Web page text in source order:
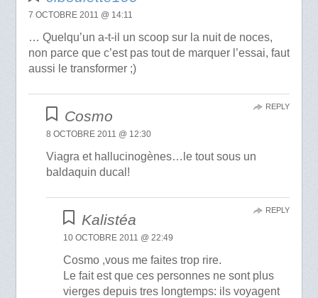
7 OCTOBRE 2011 @ 14:11
… Quelqu’un a-t-il un scoop sur la nuit de noces,
non parce que c’est pas tout de marquer l’essai, faut
aussi le transformer ;)
Cosmo
8 OCTOBRE 2011 @ 12:30
Viagra et hallucinogènes…le tout sous un
baldaquin ducal!
REPLY
Kalistéa
10 OCTOBRE 2011 @ 22:49
Cosmo ,vous me faites trop rire.
Le fait est que ces personnes ne sont plus
vierges depuis tres longtemps: ils voyagent
REPLY